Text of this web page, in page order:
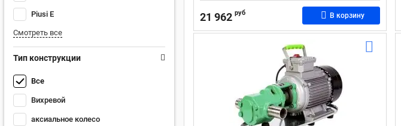
Piusi Е
Смотреть все
Тип конструкции
Все
Вихревой
аксиальное колесо
21 962 руб В корзину